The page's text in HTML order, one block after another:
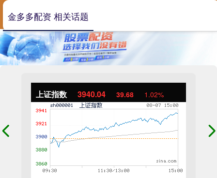
上证指数 3940.04 39.68 1.02%
金多多配资 相关话题